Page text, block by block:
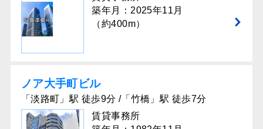
築年月：2025年11月
（約400m）
ノア大手町ビル
「淡路町」駅 徒歩9分 /「竹橋」駅 徒歩7分
賃貸事務所